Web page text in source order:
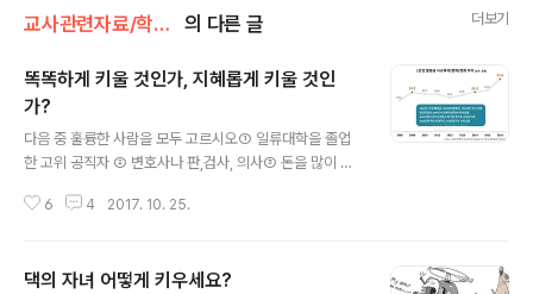
교사관련자료/학부모 의 다른 글 더보기
똑똑하게 키울 것인가, 지혜롭게 키울 것인
가?
다음 중 훌륭한 사람을 모두 고르시오① 일류대학을 졸업
한 고위 공직자 ② 변호사나 판,검사, 의사③ 돈을 많이 받
모에게 이런 시험문제를 낸다면 어떤 사람을 훌륭한 사람
이 ‘훌륭한 사람이 되고 싶다’고 한다. 학부모에게 물어봐도
6 4 2017. 10. 25.
댁의 자녀 어떻게 키우세요?